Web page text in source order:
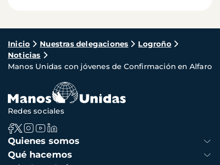
Ruta
de
navegación
Inicio Nuestras delegaciones
Logroño
Noticias
Manos Unidas con jóvenes de Confirmación en Alfaro
Navegación
principal
Quienes somos
Qué hacemos
Redes sociales